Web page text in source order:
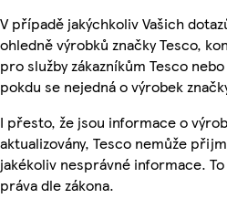
V případě jakýchkoliv Vašich
ohledně výrobků značky Tesco,
pro služby zákazníkům Tesco
pokdu se nejedná o výrobek
I přesto, že jsou informace o
aktualizovány, Tesco nemůže
jakékoliv nesprávné informace.
práva dle zákona.